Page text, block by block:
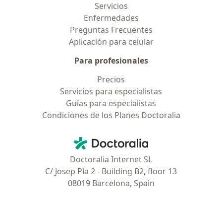
Servicios
Enfermedades
Preguntas Frecuentes
Aplicación para celular
Para profesionales
Precios
Servicios para especialistas
Guías para especialistas
Condiciones de los Planes Doctoralia
Doctoralia - Página de inicio
Doctoralia Internet SL
C/ Josep Pla 2 - Building B2, floor 13
08019 Barcelona, Spain